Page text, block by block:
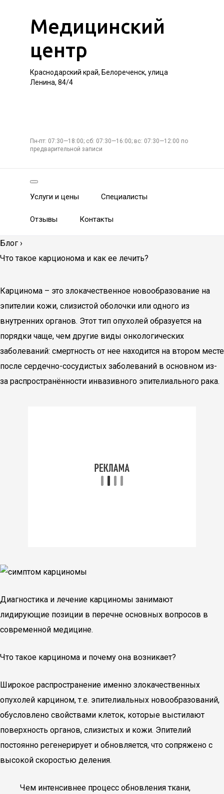
Медицинский
центр
Краснодарский край, Белореченск, улица
Ленина, 84/4
Пн-пт: 07:30—18:00; сб: 07:30—16:00; вс: 07:30—12:00 по
предварительной записи
Услуги и цены Специалисты
Отзывы Контакты
Блог ›
Что такое карционома и как ее лечить?
Карцинома – это злокачественное новообразование на
эпителии кожи, слизистой оболочки или одного из
внутренних органов. Этот тип опухолей образуется на
порядки чаще, чем другие виды онкологических
заболеваний: смертность от нее находится на втором месте
после сердечно-сосудистых заболеваний в основном из-
за распространённости инвазивного эпителиального рака.
Диагностика и лечение карциномы занимают
лидирующие позиции в перечне основных вопросов в
современной медицине.
Что такое карцинома и почему она возникает?
Широкое распространение именно злокачественных
опухолей карцином, т.е. эпителиальных новообразований,
обусловлено свойствами клеток, которые выстилают
поверхность органов, слизистых и кожи. Эпителий
постоянно регенерирует и обновляется, что сопряжено с
высокой скоростью деления.
Чем интенсивнее процесс обновления ткани,